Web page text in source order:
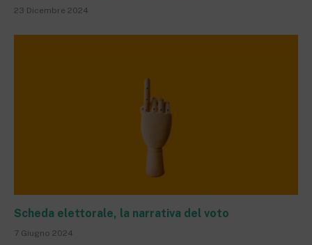
23 Dicembre 2024
Scheda elettorale, la narrativa del voto
7 Giugno 2024